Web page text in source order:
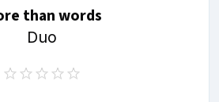
than words
Duo